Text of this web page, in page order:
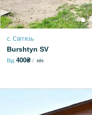
с. Світязь
Burshtyn SV
Від 400₴ ніч